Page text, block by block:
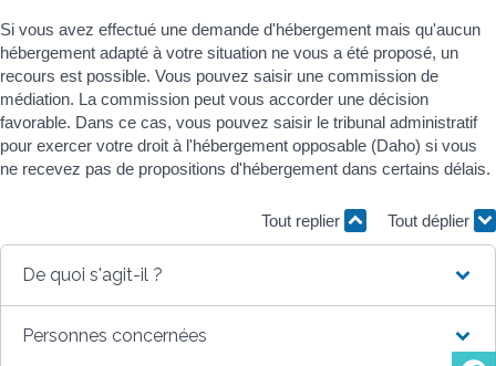
Si vous avez effectué une demande d'hébergement mais qu'aucun
hébergement adapté à votre situation ne vous a été proposé, un
recours est possible. Vous pouvez saisir une commission de
médiation. La commission peut vous accorder une décision
favorable. Dans ce cas, vous pouvez saisir le tribunal administratif
pour exercer votre droit à l'hébergement opposable (Daho) si vous
ne recevez pas de propositions d'hébergement dans certains délais.
Tout replier Tout déplier
De quoi s'agit-il ?
Personnes concernées